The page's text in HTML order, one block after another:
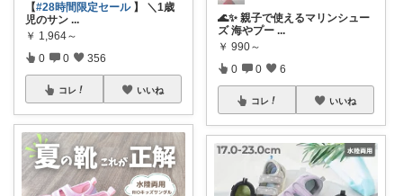
【#28時間限定セール】 ＼1歳
児のサン ...
￥ 1,964～
0 0 356
コレ いいね
🌊✨ 親子で使えるマリンシュー
ズ 海やプー ...
￥ 990～
0 0 6
コレ いいね